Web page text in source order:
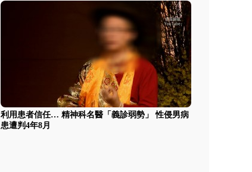
利用患者信任… 精神科名醫「義診弱勢」 性侵男病
患遭判4年8月